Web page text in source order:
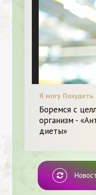
Я могу
Боремся с
организм -
диеты»